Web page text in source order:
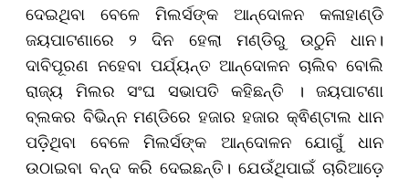
ଦେଇଥିବା ବେଳେ ମିଲର୍ସଙ୍କ ଆନ୍ଦୋଳନ କଳାହାଣ୍ଡି
ଜୟପାଟଣାରେ ୨ ଦିନ ହେଲା ମଣ୍ଡିରୁ ଉଠୁନି ଧାନ।
ଦାବିପୂରଣ ନହେବା ପର୍ଯ୍ୟନ୍ତ ଆନ୍ଦୋଳନ ଚାଲିବ ବୋଲି
ରାଜ୍ୟ ମିଲର ସଂଘ ସଭାପତି କହିଛନ୍ତି । ଜୟପାଟଣା
ବ୍ଲକର ବିଭିନ୍ନ ମଣ୍ଡିରେ ହଜାର ହଜାର କ୍ଵିଣ୍ଟାଲ ଧାନ
ପଡ଼ିଥିବା ବେଳେ ମିଲର୍ସଙ୍କ ଆନ୍ଦୋଳନ ଯୋଗୁଁ ଧାନ
ଉଠାଇବା ବନ୍ଦ କରି ଦେଇଛନ୍ତି। ଯେଉଁଥିପାଇଁ ଚାରିଆଡ଼େ